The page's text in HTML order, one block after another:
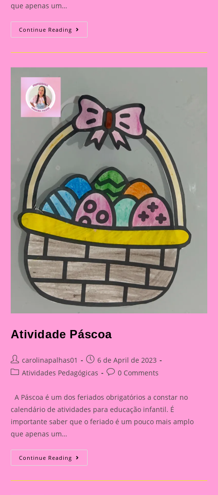
que apenas um…
Continue Reading Atividade
Páscoa
Atividade Páscoa
Post
author:
carolinapalhas01
Post
published:
6 de April de 2023
PostAtividades Pedagógicas
Post0 Comments
A Páscoa é um dos feriados obrigatórios a constar no
calendário de atividades para educação infantil. É
importante saber que o feriado é um pouco mais amplo
que apenas um…
Continue Reading Atividade
Páscoa